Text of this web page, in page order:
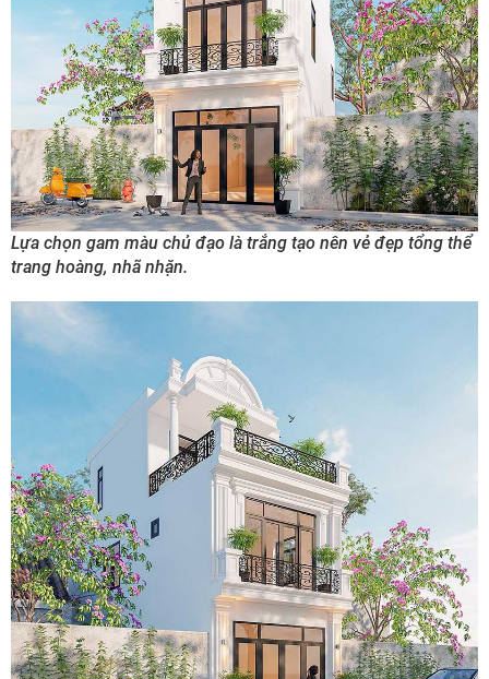
Lựa chọn gam màu chủ đạo là trắng tạo nên vẻ đẹp tổng thể
trang hoàng, nhã nhặn.